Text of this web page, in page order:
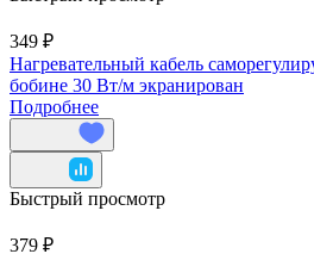
349 ₽
Нагревательный кабель
бобине 30 Вт/м экранирован
Подробнее
Быстрый просмотр
379 ₽